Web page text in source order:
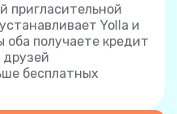
пригласительной
Yolla и
получаете кредит
друзей
бесплатных